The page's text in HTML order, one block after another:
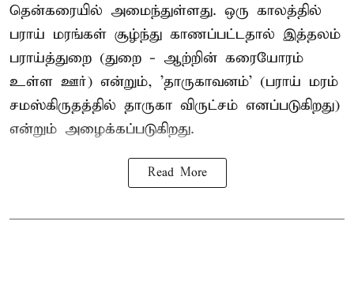
தென்கரையில் அமைந்துள்ளது. ஒரு காலத்தில்
பராய் மரங்கள் சூழ்ந்து காணப்பட்டதால் இத்தலம்
பராய்த்துறை (துறை - ஆற்றின் கரையோரம்
உள்ள ஊர்) என்றும், 'தாருகாவனம்' (பராய் மரம்
சமஸ்கிருதத்தில் தாருகா விருட்சம் எனப்படுகிறது)
என்றும் அழைக்கப்படுகிறது.
Read More